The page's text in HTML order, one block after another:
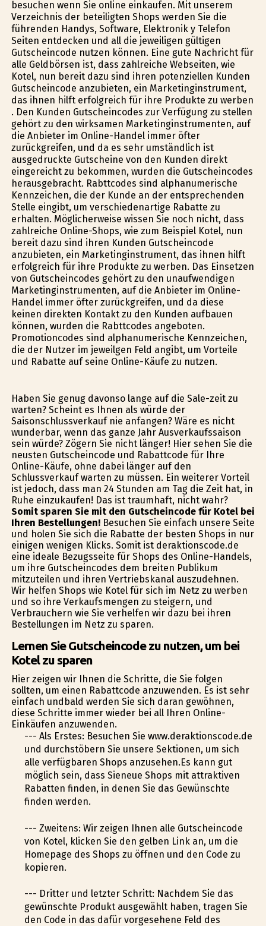
besuchen wenn Sie online einkaufen. Mit unserem
Verzeichnis der beteiligten Shops werden Sie die
führenden Handys, Software, Elektronik y Telefon
Seiten entdecken und all die jeweiligen gültigen
Gutscheincode nutzen können. Eine gute Nachricht für
alle Geldbörsen ist, dass zahlreiche Webseiten, wie
Kotel, nun bereit dazu sind ihren potenziellen Kunden
Gutscheincode anzubieten, ein Marketinginstrument,
das ihnen hilft erfolgreich für ihre Produkte zu werben
. Den Kunden Gutscheincodes zur Verfügung zu stellen
gehört zu den wirksamen Marketinginstrumenten, auf
die Anbieter im Online-Handel immer öfter
zurückgreifen, und da es sehr umständlich ist
ausgedruckte Gutscheine von den Kunden direkt
eingereicht zu bekommen, wurden die Gutscheincodes
herausgebracht. Rabttcodes sind alphanumerische
Kennzeichen, die der Kunde an der entsprechenden
Stelle eingibt, um verschiedenartige Rabatte zu
erhalten. Möglicherweise wissen Sie noch nicht, dass
zahlreiche Online-Shops, wie zum Beispiel Kotel, nun
bereit dazu sind ihren Kunden Gutscheincode
anzubieten, ein Marketinginstrument, das ihnen hilft
erfolgreich für ihre Produkte zu werben. Das Einsetzen
von Gutscheincodes gehört zu den unaufwendigen
Marketinginstrumenten, auf die Anbieter im Online-
Handel immer öfter zurückgreifen, und da diese
keinen direkten Kontakt zu den Kunden aufbauen
können, wurden die Rabttcodes angeboten.
Promotioncodes sind alphanumerische Kennzeichen,
die der Nutzer im jeweilgen Feld angibt, um Vorteile
und Rabatte auf seine Online-Käufe zu nutzen.
Haben Sie genug davonso lange auf die Sale-zeit zu
warten? Scheint es Ihnen als würde der
Saisonschlussverkauf nie anfangen? Wäre es nicht
wunderbar, wenn das ganze Jahr Ausverkaufssaison
sein würde? Zögern Sie nicht länger! Hier sehen Sie die
neusten Gutscheincode und Rabattcode für Ihre
Online-Käufe, ohne dabei länger auf den
Schlussverkauf warten zu müssen. Ein weiterer Vorteil
ist jedoch, dass man 24 Stunden am Tag die Zeit hat, in
Ruhe einzukaufen! Das ist traumhaft, nicht wahr?
Somit sparen Sie mit den Gutscheincode für Kotel bei
Ihren Bestellungen!Besuchen Sie einfach unsere Seite
und holen Sie sich die Rabatte der besten Shops in nur
einigen wenigen Klicks. Somit ist deraktionscode.de
eine ideale Bezugsseite für Shops des Online-Handels,
um ihre Gutscheincodes dem breiten Publikum
mitzuteilen und ihren Vertriebskanal auszudehnen.
Wir helfen Shops wie Kotel für sich im Netz zu werben
und so ihre Verkaufsmengen zu steigern, und
Verbrauchern wie Sie verhelfen wir dazu bei ihren
Bestellungen im Netz zu sparen.
Lernen Sie Gutscheincode zu nutzen, um bei
Kotel zu sparen
Hier zeigen wir Ihnen die Schritte, die Sie folgen
sollten, um einen Rabattcode anzuwenden. Es ist sehr
einfach undbald werden Sie sich daran gewöhnen,
diese Schritte immer wieder bei all Ihren Online-
Einkäufen anzuwenden.
--- Als Erstes: Besuchen Sie www.deraktionscode.de
und durchstöbern Sie unsere Sektionen, um sich
alle verfügbaren Shops anzusehen.Es kann gut
möglich sein, dass Sieneue Shops mit attraktiven
Rabatten finden, in denen Sie das Gewünschte
finden werden.
--- Zweitens: Wir zeigen Ihnen alle Gutscheincode
von Kotel, klicken Sie den gelben Link an, um die
Homepage des Shops zu öffnen und den Code zu
kopieren.
--- Dritter und letzter Schritt: Nachdem Sie das
gewünschte Produkt ausgewählt haben, tragen Sie
den Code in das dafür vorgesehene Feld des